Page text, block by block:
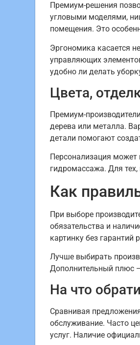
Премиум-решения
угловыми моделями,
помещения. Это
Эргономика касается
управляющих
удобно ли делать
Цвета,
Премиум-
дерева или металла.
детали помогают
Персонализация
гидромассажа. Для
Как
При выборе
обязательства и
картинку без гарантий
Лучше выбирать
Дополнительный плюс
На что
Сравнивая
обслуживание. Часто
услуг. Наличие